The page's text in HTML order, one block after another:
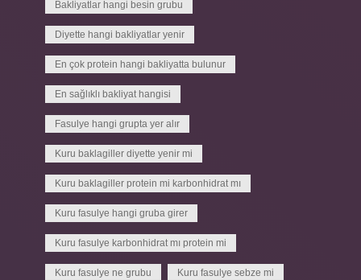
Bakliyatlar hangi besin grubu
Diyette hangi bakliyatlar yenir
En çok protein hangi bakliyatta bulunur
En sağlıklı bakliyat hangisi
Fasulye hangi grupta yer alır
Kuru baklagiller diyette yenir mi
Kuru baklagiller protein mi karbonhidrat mı
Kuru fasulye hangi gruba girer
Kuru fasulye karbonhidrat mı protein mi
Kuru fasulye ne grubu Kuru fasulye sebze mi